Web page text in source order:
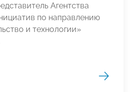
Агентства
по направлению
и технологии»